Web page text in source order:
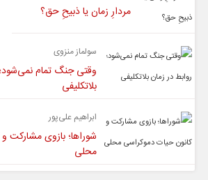
مردارِ زمان یا ذبیحِ حق؟
سولماز منزوی
وقتی جنگ تمام
بلاتکلیفی
ابراهیم علی‌پور
شوراها؛ بازوی مشارکت
محلی